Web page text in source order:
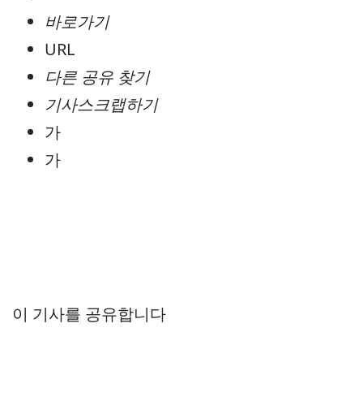
바로가기
URL
다른 공유 찾기
기사스크랩하기
가
가
이 기사를 공유합니다